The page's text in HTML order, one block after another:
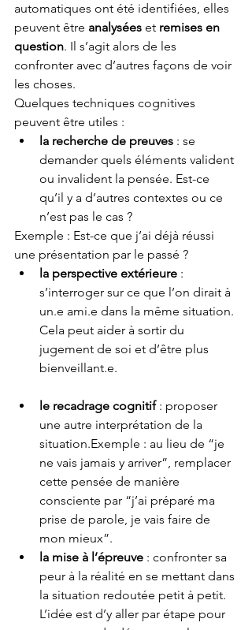
automatiques ont été identifiées, elles
peuvent être analysées et remises en
question. Il s’agit alors de les
confronter avec d’autres façons de voir
les choses.
Quelques techniques cognitives
peuvent être utiles :
la recherche de preuves : se
demander quels éléments valident
ou invalident la pensée. Est-ce
qu’il y a d’autres contextes ou ce
n’est pas le cas ?
Exemple : Est-ce que j’ai déjà réussi
une présentation par le passé ?
la perspective extérieure :
s’interroger sur ce que l’on dirait à
un.e ami.e dans la même situation.
Cela peut aider à sortir du
jugement de soi et d’être plus
bienveillant.e.
le recadrage cognitif : proposer
une autre interprétation de la
situation.Exemple : au lieu de “je
ne vais jamais y arriver”, remplacer
cette pensée de manière
consciente par “j’ai préparé ma
prise de parole, je vais faire de
mon mieux”.
la mise à l’épreuve : confronter sa
peur à la réalité en se mettant dans
la situation redoutée petit à petit.
L’idée est d’y aller par étape pour